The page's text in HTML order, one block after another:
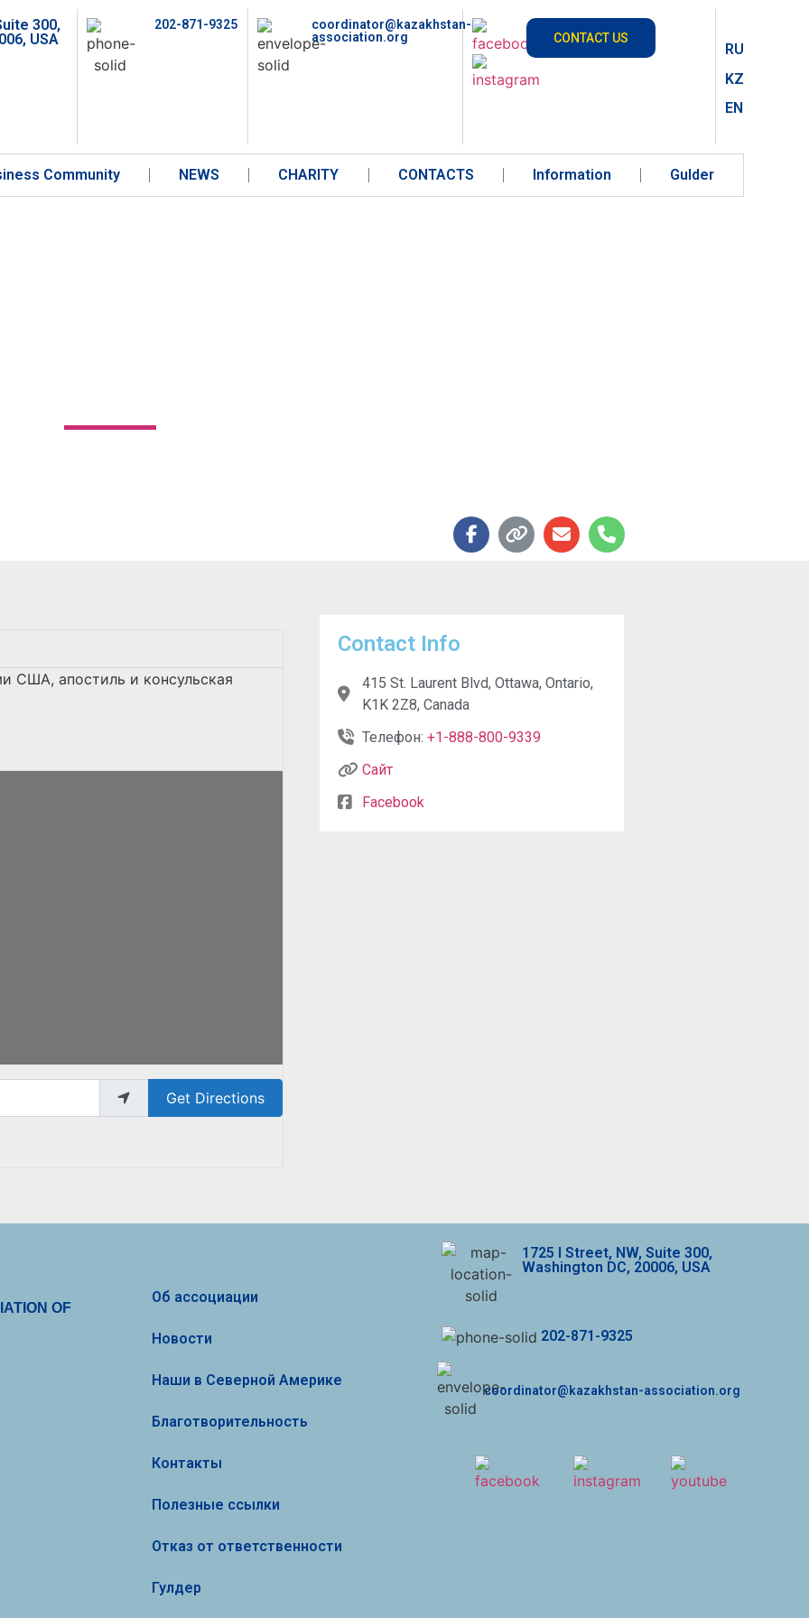
300,
USA
202-871-9325
coordinator@kazakhstan-
association.org
CONTACT US
RU
KZ
EN
Сommunity NEWS CHARITY CONTACTS Information Gulder
США, апостиль и консульская
Get Directions
Contact Info
415 St. Laurent Blvd, Ottawa, Ontario,
K1K 2Z8, Canada
Телефон:+1-888-800-9339
Сайт
Facebook
OF
Об ассоциации
Новости
Наши в Северной Америке
Благотворительность
Контакты
Полезные ссылки
Отказ от ответственности
Гулдер
1725 I Street, NW, Suite 300,
Washington DC, 20006, USA
202-871-9325
coordinator@kazakhstan-association.org